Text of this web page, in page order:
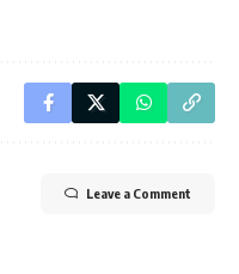
Leave a Comment